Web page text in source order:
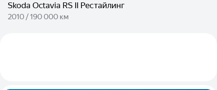
Skoda Octavia RS II Рестайлинг
2010 / 190 000 км